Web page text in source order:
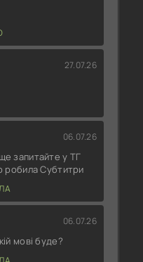
27.07.26
06.07.26
запитайте у ТГ
робила Субтитри
06.07.26
мові буде?